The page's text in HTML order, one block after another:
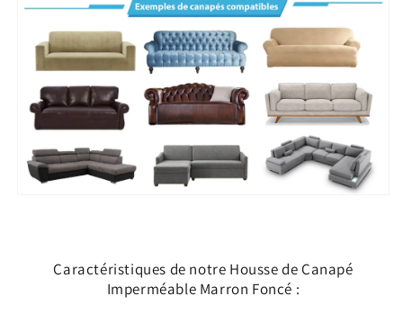
Caractéristiques de notre Housse de Canapé
Imperméable Marron Foncé :